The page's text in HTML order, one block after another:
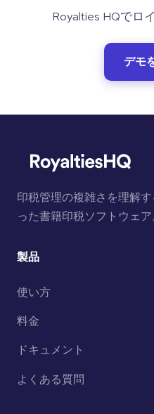
Royalties HQでロ
デモ
印税管理の複雑さを理解
った書籍印税ソフトウェア
製品
使い方
料金
ドキュメント
よくある質問